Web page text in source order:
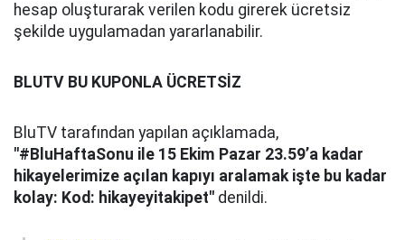
hesap oluşturarak verilen kodu girerek ücretsiz
şekilde uygulamadan yararlanabilir.
BLUTV BU KUPONLA ÜCRETSİZ
BluTV tarafından yapılan açıklamada,
"#BluHaftaSonu ile 15 Ekim Pazar 23.59’a kadar
hikayelerimize açılan kapıyı aralamak işte bu kadar
kolay: Kod: hikayeyitakipet" denildi.